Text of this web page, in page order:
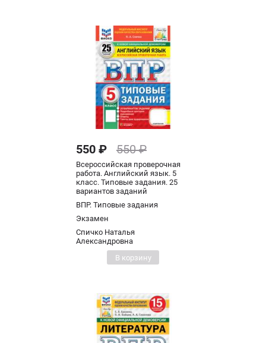
550 ₽ 550 ₽
Всероссийская проверочная
работа. Английский язык. 5
класс. Типовые задания. 25
вариантов заданий
ВПР. Типовые задания
Экзамен
Спичко Наталья
Александровна
В корзину